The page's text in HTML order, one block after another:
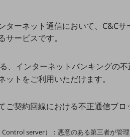
ターネット通信において、C&Cサ
ービスです。
、インターネットバンキングの
トをご利用いただけます。
ご契約回線における不正通信ブロ
server）：悪意のある第三者が管